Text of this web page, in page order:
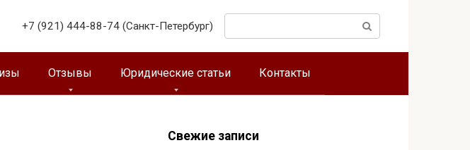
+7 (921) 444-88-74 (Санкт-Петербург)
Отзывы Юридические статьи Контакты
Свежие записи